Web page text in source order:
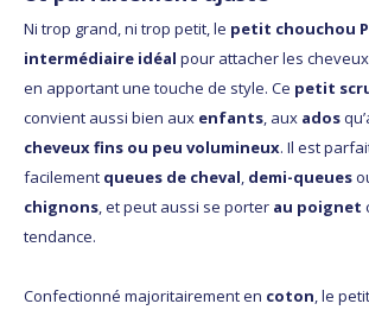
Ni trop grand, ni trop petit, le petit chouchou
intermédiaire idéal pour attacher les
en apportant une touche de style. Ce petit
convient aussi bien aux enfants, aux ados
cheveux fins ou peu volumineux. Il est
facilement queues de cheval, demi-queues
chignons, et peut aussi se porter au poignet
tendance.
Confectionné majoritairement en coton, le